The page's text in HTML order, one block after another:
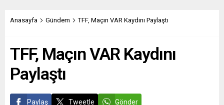
Anasayfa Gündem TFF, Maçın VAR Kaydını Paylaştı
TFF, Maçın VAR Kaydını
Paylaştı
Paylaş Tweetle Gönder